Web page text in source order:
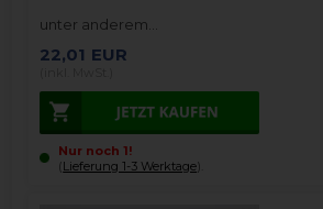
unter anderem…
22,01 EUR
Nur noch 1!
(Lieferung 1-3 Werktage).